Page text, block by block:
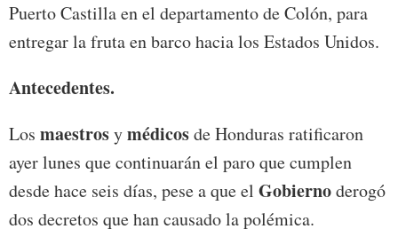
Puerto Castilla en el departamento de Colón, para
entregar la fruta en barco hacia los Estados Unidos.
Antecedentes.
Los maestrosymédicosde Honduras ratificaron
ayer lunes que continuarán el paro que cumplen
desde hace seis días, pese a que el Gobiernoderogó
dos decretos que han causado la polémica.